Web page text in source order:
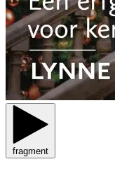
fragment